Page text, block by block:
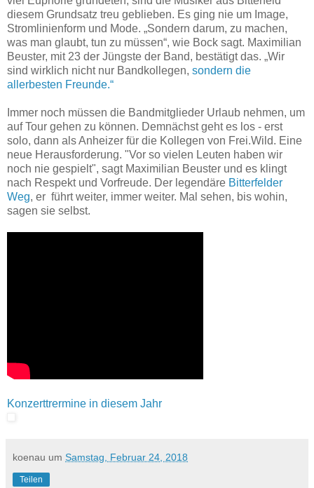
diesem Grundsatz treu geblieben. Es ging nie um Image,
Stromlinienform und Mode. „Sondern darum, zu machen,
was man glaubt, tun zu müssen“, wie Bock sagt. Maximilian
Beuster, mit 23 der Jüngste der Band, bestätigt das. „Wir
sind wirklich nicht nur Bandkollegen, sondern die
allerbesten Freunde.“
Immer noch müssen die Bandmitglieder Urlaub nehmen, um
auf Tour gehen zu können. Demnächst geht es los - erst
solo, dann als Anheizer für die Kollegen von Frei.Wild. Eine
neue Herausforderung. "Vor so vielen Leuten haben wir
noch nie gespielt", sagt Maximilian Beuster und es klingt
nach Respekt und Vorfreude. Der legendäre Bitterfelder
Weg, er führt weiter, immer weiter. Mal sehen, bis wohin,
sagen sie selbst.
Konzerttrermine in diesem Jahr
koenau um Samstag, Februar 24, 2018
Teilen